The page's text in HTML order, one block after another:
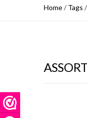
Home/ Tags /